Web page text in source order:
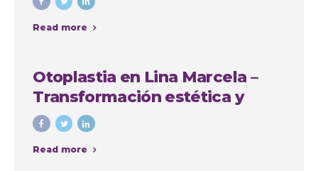
Read more
Otoplastia en Lina Marcela –
Transformación estética y
emocional con Colombia
Plastic
Read more